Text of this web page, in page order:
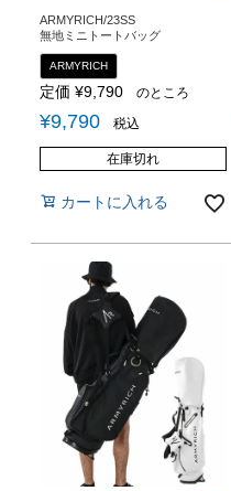
ARMYRICH/23SS
無地ミニトートバッグ
ARMYRICH
定価 ¥9,790 のところ
¥9,790 税込
在庫切れ
カートに入れる